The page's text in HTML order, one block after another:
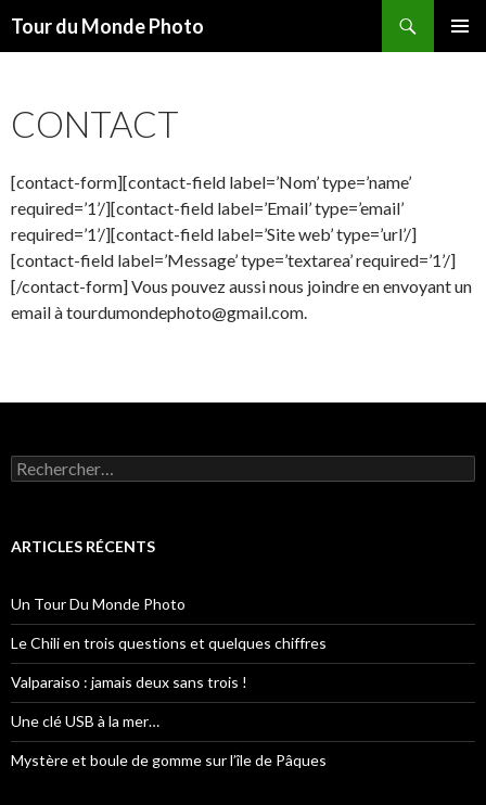
Tour du Monde Photo
CONTACT
[contact-form][contact-field label=’Nom’ type=’name’
required=’1’/][contact-field label=’Email’ type=’email’
required=’1’/][contact-field label=’Site web’ type=’url’/]
[contact-field label=’Message’ type=’textarea’ required=’1’/]
[/contact-form] Vous pouvez aussi nous joindre en envoyant un
email à tourdumondephoto@gmail.com.
R
e
e
h
e
r
:
ARTICLES RÉCENTS
Un Tour Du Monde Photo
Le Chili en trois questions et quelques chiffres
Valparaiso : jamais deux sans trois !
Une clé USB à la mer…
Mystère et boule de gomme sur l’île de Pâques